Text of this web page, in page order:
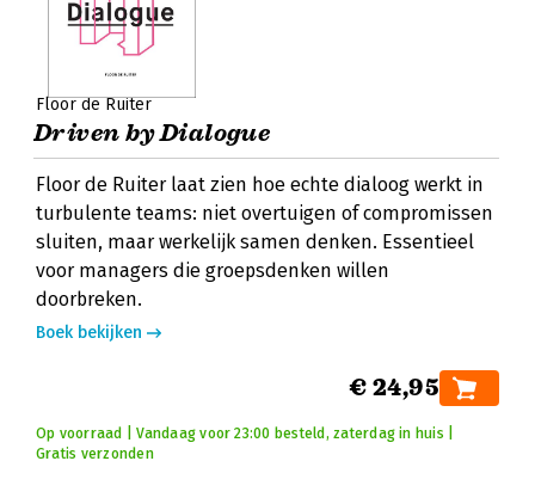
Floor de Ruiter
Driven by Dialogue
Floor de Ruiter laat zien hoe echte dialoog werkt in
turbulente teams: niet overtuigen of compromissen
sluiten, maar werkelijk samen denken. Essentieel
voor managers die groepsdenken willen
doorbreken.
Boek bekijken
€ 24,95
Op voorraad | Vandaag voor 23:00 besteld, zaterdag in huis |
Gratis verzonden